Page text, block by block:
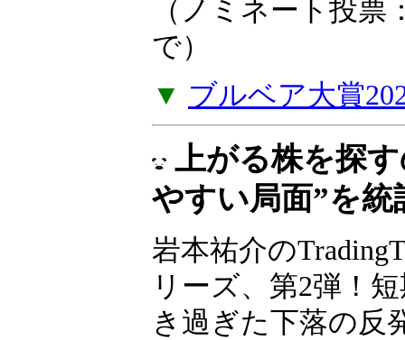
2025年の投資や
たお薦めの一冊を
い。2025年ジャン
を掲載しました。
年1月5日（月）ま
▼ ブルベア大賞
上がる株を探
やすい局面”を